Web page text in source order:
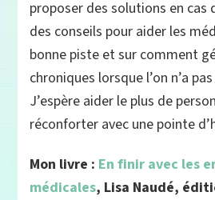
proposer des solutions en cas
des conseils pour aider les
bonne piste et sur comment
chroniques lorsque l’on n’a
J’espère aider le plus de
réconforter avec une pointe
Mon livre : En finir avec les
médicales, Lisa Naudé,